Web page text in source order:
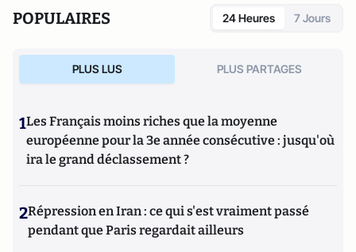
POPULAIRES 24 Heures 7 Jours
PLUS LUS PLUS PARTAGES
1Les Français moins riches que la moyenne
européenne pour la 3e année consécutive : jusqu'où
ira le grand déclassement ?
2Répression en Iran : ce qui s'est vraiment passé
pendant que Paris regardait ailleurs